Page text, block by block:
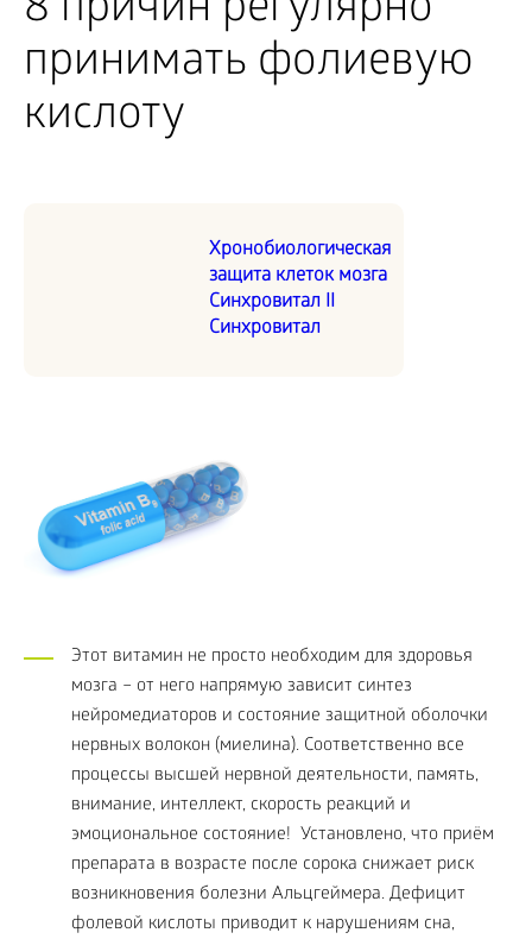
8 причин регулярно
принимать фолиевую
кислоту
Хронобиологическая
защита клеток мозга
Синхровитал II
Синхровитал
Этот витамин не просто необходим для здоровья
мозга – от него напрямую зависит синтез
нейромедиаторов и состояние защитной оболочки
нервных волокон (миелина). Соответственно все
процессы высшей нервной деятельности, память,
внимание, интеллект, скорость реакций и
эмоциональное состояние! Установлено, что приём
препарата в возрасте после сорока снижает риск
возникновения болезни Альцгеймера. Дефицит
фолевой кислоты приводит к нарушениям сна,